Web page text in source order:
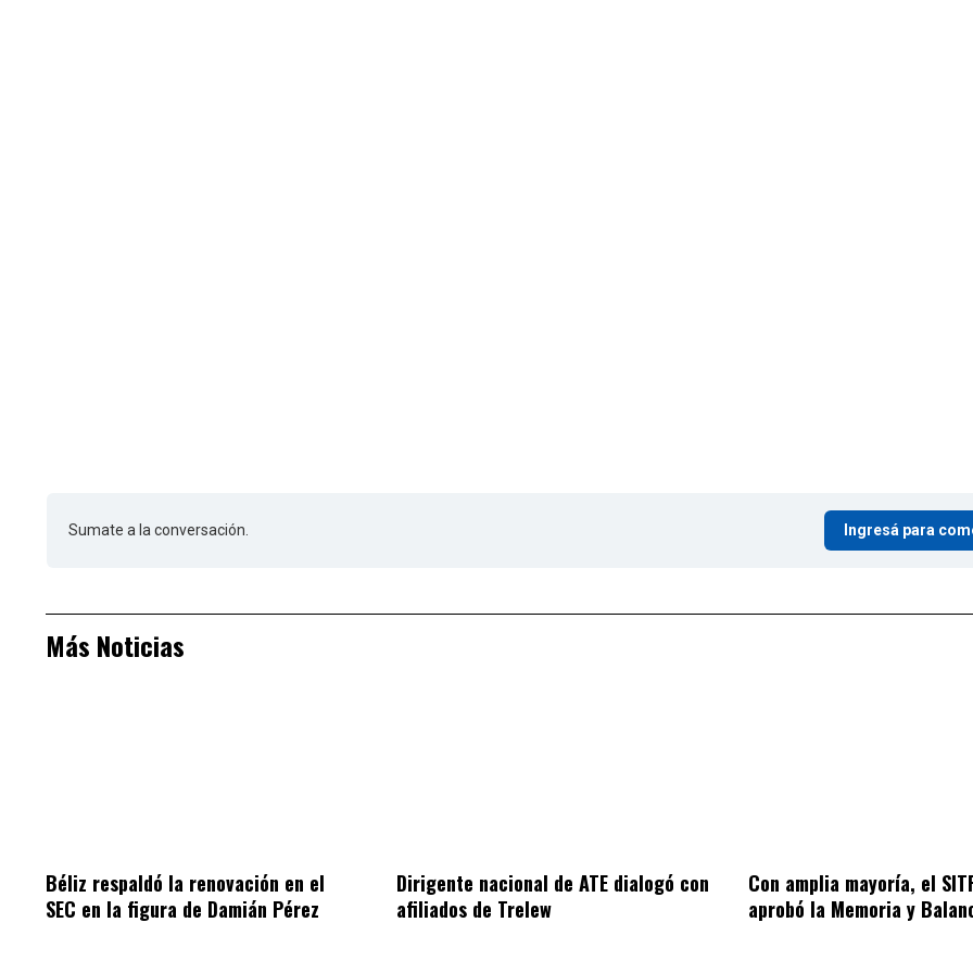
Sumate a la conversación. Ingresá para
Más Noticias
Béliz respaldó la renovación en el
SEC en la figura de Damián Pérez
Dirigente nacional de ATE dialogó con
afiliados de Trelew
Con amplia mayoría, el
aprobó la Memoria y